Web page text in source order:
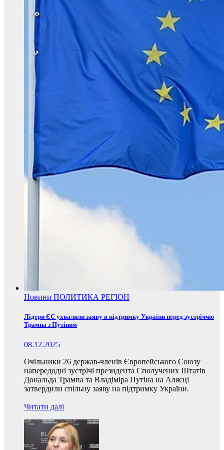
Новини ПОЛИТИКА РЕГІОН
Лідери ЄС ухвалили заяву в підтримку України перед зустріччю
Трампа з Путіним
08.12.2025
Очільники 26 держав-членів Європейського Союзу
напередодні зустрічі президента Сполучених Штатів
Дональда Трампа та Владіміра Путіна на Алясці
затвердили спільну заяву на підтримку України.
Читати далі